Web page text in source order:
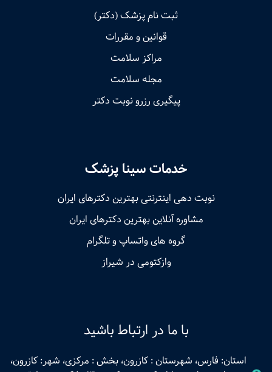
ثبت نام پزشک (دکتر)
قوانین و مقررات
مراکز سلامت
مجله سلامت
پیگیری رزرو نوبت دکتر
خدمات سینا پزشک
نوبت‌ دهی اینترنتی بهترین دکترهای ایران
مشاوره آنلاین بهترین دکترهای ایران
گروه های واتساپ و تلگرام
وازکتومی در شیراز
با ما در ارتباط باشید
استان: فارس، شهرستان : کازرون، بخش : مرکزی، شهر: کازرون،